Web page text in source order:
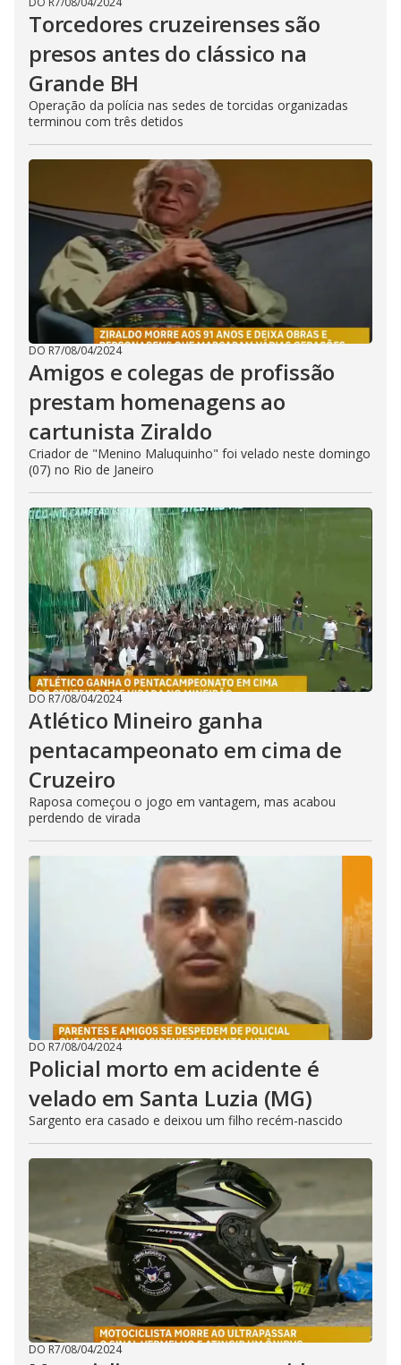
Torcedores cruzeirenses são
presos antes do clássico na
Grande BH
Operação da polícia nas sedes de torcidas organizadas
terminou com três detidos
DO R7/08/04/2024
Amigos e colegas de profissão
prestam homenagens ao
cartunista Ziraldo
Criador de "Menino Maluquinho" foi velado neste domingo
(07) no Rio de Janeiro
DO R7/08/04/2024
Atlético Mineiro ganha
pentacampeonato em cima de
Cruzeiro
Raposa começou o jogo em vantagem, mas acabou
perdendo de virada
DO R7/08/04/2024
Policial morto em acidente é
velado em Santa Luzia (MG)
Sargento era casado e deixou um filho recém-nascido
DO R7/08/04/2024